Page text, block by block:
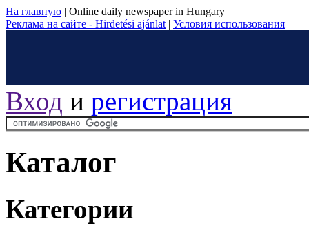
На главную | Online daily newspaper in Hungary
Реклама на сайте - Hirdetési ajánlat | Условия использования
Вход и регистрация
Каталог
Категории